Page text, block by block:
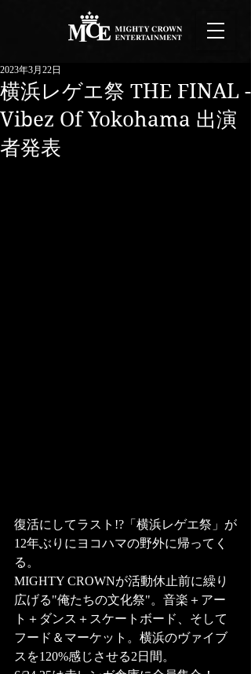
横浜レゲエ祭 THE FINAL -
Vibez Of Yokohama 出演
者発表
2023年3月22日
復活にしてラスト!?「横浜レゲエ祭」が
12年ぶりにヨコハマの野外に帰ってく
る。
MIGHTY CROWNが活動休止前に繰り
広げる"俺たちの文化祭"。音楽＋アー
ト＋ダンス＋スケートボード、そして
フード＆マーケット。横浜のヴァイブ
スを120%感じさせる2日間。